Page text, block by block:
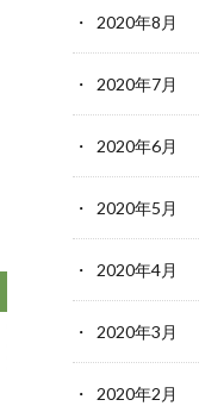
2020年8月
2020年7月
2020年6月
2020年5月
2020年4月
2020年3月
2020年2月